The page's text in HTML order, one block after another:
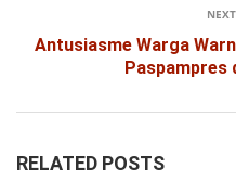
Antusiasme Warga
Paspampres
RELATED POSTS